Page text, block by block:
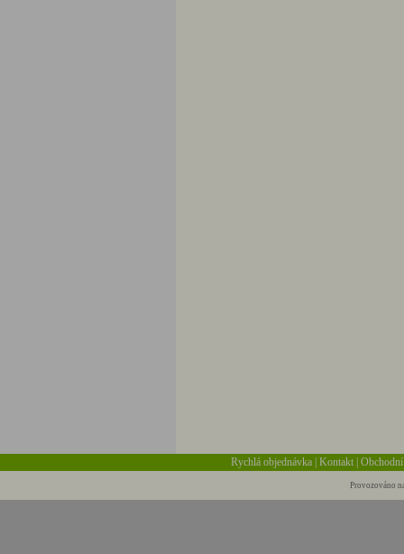
Rychlá objednávka |Kontakt |
Provozováno